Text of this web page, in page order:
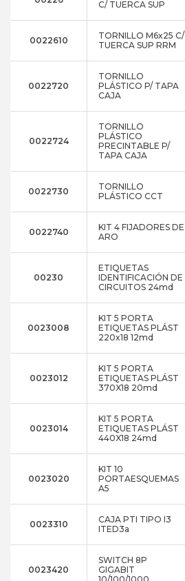
C/ TUERCA SUP
0022610
TORNILLO M6x25 C/
TUERCA SUP RRM
0022720
TORNILLO
PLÁSTICO P/ TAPA
CAJA
0022724
TORNILLO
PLÁSTICO
PRECINTABLE P/
TAPA CAJA
0022730
TORNILLO
PLÁSTICO CCT
0022740
KIT 4 FIJADORES DE
ARO
00230
ETIQUETAS
IDENTIFICACIÓN DE
CIRCUITOS 24md
0023008
KIT 5 PORTA
ETIQUETAS PLÁST
220x18 12md
0023012
KIT 5 PORTA
ETIQUETAS PLÁST
370X18 20md
0023014
KIT 5 PORTA
ETIQUETAS PLÁST
440X18 24md
0023020
KIT 10
PORTAESQUEMAS
A5
0023310
CAJA PTI TIPO I3
ITED3a
0023420
SWITCH 8P
GIGABIT